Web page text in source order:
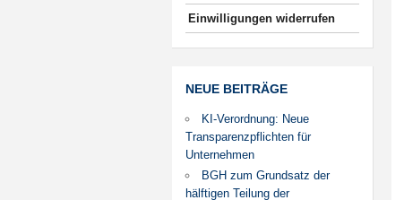
Einwilligungen widerrufen
NEUE BEITRÄGE
KI-Verordnung: Neue
Transparenzpflichten für
Unternehmen
BGH zum Grundsatz der
hälftigen Teilung der